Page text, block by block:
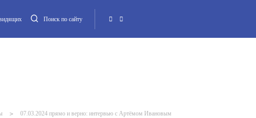
Поиск по сайту
> 07.03.2024 прямо и верно: интервью с Артёмом Ивановым